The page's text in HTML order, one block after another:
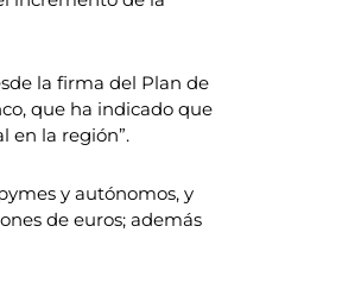
la firma del Plan de
que ha indicado que
en la región”.
y autónomos, y
de euros; además